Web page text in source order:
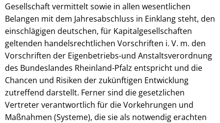
Gesellschaft vermittelt sowie in allen wesentlichen
Belangen mit dem Jahresabschluss in Einklang steht, den
einschlägigen deutschen, für Kapitalgesellschaften
geltenden handelsrechtlichen Vorschriften i. V. m. den
Vorschriften der Eigenbetriebs-und Anstaltsverordnung
des Bundeslandes Rheinland-Pfalz entspricht und die
Chancen und Risiken der zukünftigen Entwicklung
zutreffend darstellt. Ferner sind die gesetzlichen
Vertreter verantwortlich für die Vorkehrungen und
Maßnahmen (Systeme), die sie als notwendig erachten